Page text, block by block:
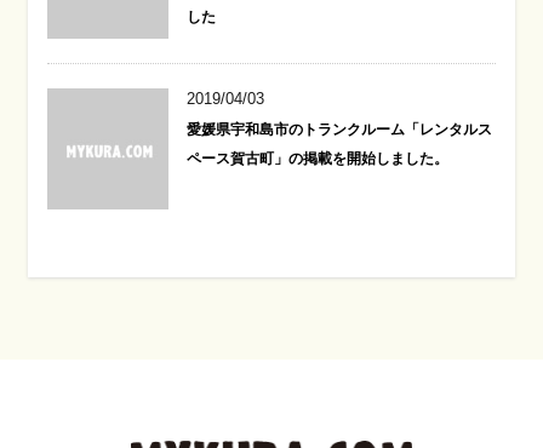
した
2019/04/03
愛媛県宇和島市のトランクルーム「レンタルス
ペース賀古町」の掲載を開始しました。